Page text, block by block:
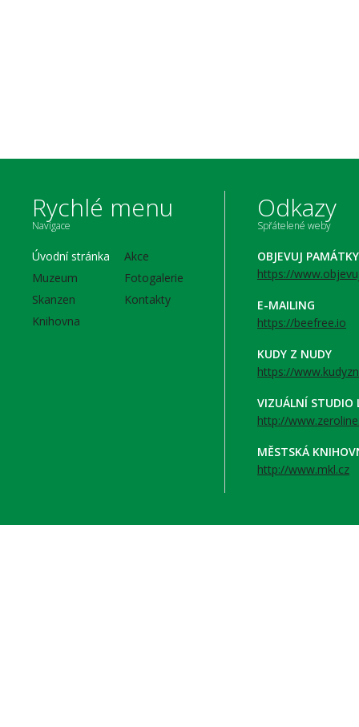
Rychlé menu
Navigace
Úvodní stránka
Muzeum
Skanzen
Knihovna
Akce
Fotogalerie
Kontakty
Odkazy
Spřátelené weby
OBJEVUJ PAMÁTKY
https://
E-MAILING
https://beefree.io
KUDY Z NUDY
https://
VIZUÁLNÍ STUDIO
http://
MĚSTSKÁ
http://www.mkl.cz